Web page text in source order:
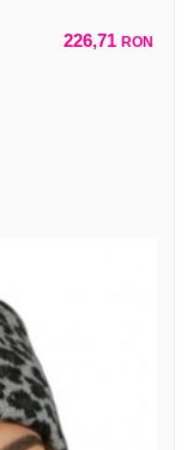
226,71 RON